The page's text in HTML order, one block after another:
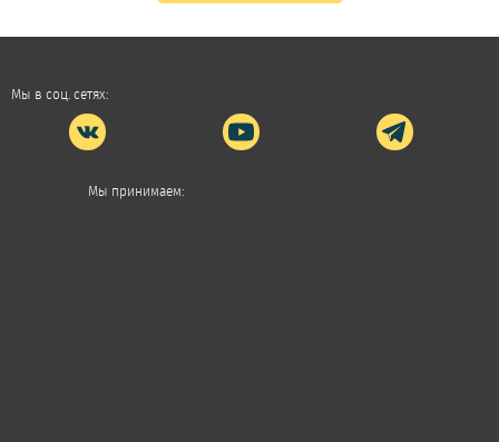
Мы в соц. сетях:
Мы принимаем: